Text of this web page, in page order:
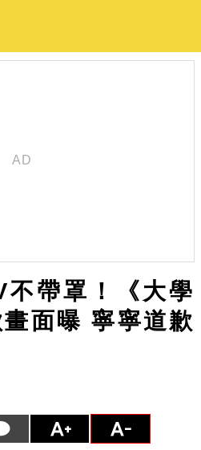
不帶罩！《大學
面曝 寧寧道歉